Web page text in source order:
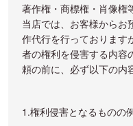
著作権・商標権・肖像権
当店では、お客様からお
作代行を行っております
者の権利を侵害する内容
頼の前に、必ず以下の内
1.権利侵害となるものの